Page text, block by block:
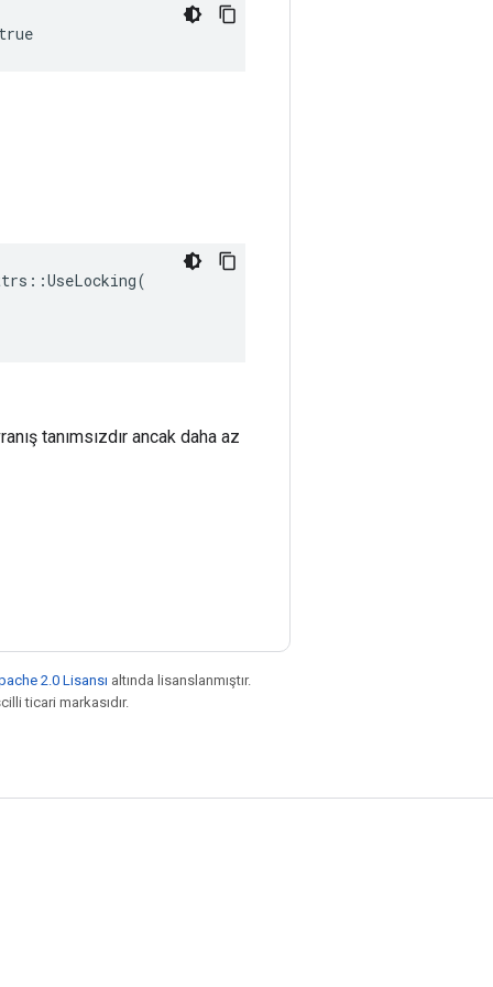
tanımsızdır ancak daha az
2.0 Lisansı altında lisanslanmıştır.
ticari markasıdır.